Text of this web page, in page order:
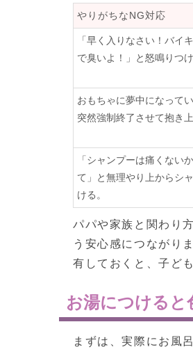
やりがちなNG対応
「早く入りなさい！バイ
で臭いよ！」と怒鳴りつけ
おもちゃに夢中になってい
突然強制終了させて抱き上
「シャンプーは痛くない
て」と無理やり上からシ
ける。
パパや家族と関わり
う安心感につながり
有しておくと、子ど
お湯につけると
まずは、実際にお風